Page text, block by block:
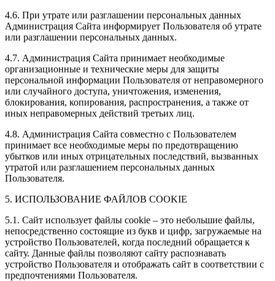
4.6. При утрате или разглашении персональных данных
Администрация Сайта информирует Пользователя об утрате
или разглашении персональных данных.
4.7. Администрация Сайта принимает необходимые
организационные и технические меры для защиты
персональной информации Пользователя от неправомерного
или случайного доступа, уничтожения, изменения,
блокирования, копирования, распространения, а также от
иных неправомерных действий третьих лиц.
4.8. Администрация Сайта совместно с Пользователем
принимает все необходимые меры по предотвращению
убытков или иных отрицательных последствий, вызванных
утратой или разглашением персональных данных
Пользователя.
5. ИСПОЛЬЗОВАНИЕ ФАЙЛОВ COOKIE
5.1. Сайт использует файлы cookie – это небольшие файлы,
непосредственно состоящие из букв и цифр, загружаемые на
устройство Пользователей, когда последний обращается к
сайту. Данные файлы позволяют сайту распознавать
устройство Пользователя и отображать сайт в соответствии с
предпочтениями Пользователя.